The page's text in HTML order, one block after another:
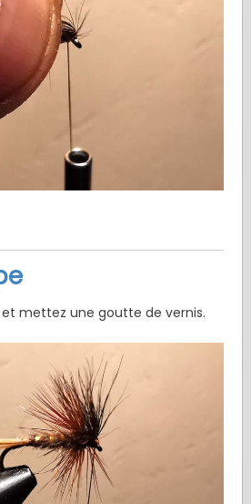
mettez une goutte de vernis.